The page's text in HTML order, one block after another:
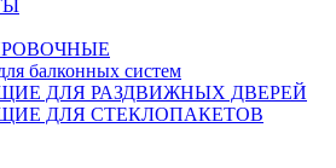
балконных систем
ДЛЯ РАЗДВИЖНЫХ ДВЕРЕЙ
ДЛЯ СТЕКЛОПАКЕТОВ